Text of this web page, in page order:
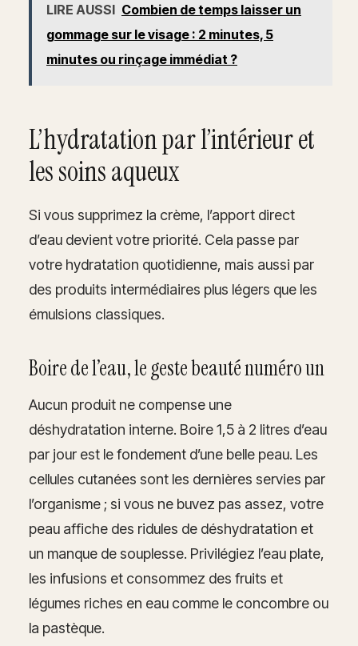
LIRE AUSSI Combien de temps laisser un
gommage sur le visage : 2 minutes, 5
minutes ou rinçage immédiat ?
L’hydratation par l’intérieur et
les soins aqueux
Si vous supprimez la crème, l’apport direct
d’eau devient votre priorité. Cela passe par
votre hydratation quotidienne, mais aussi par
des produits intermédiaires plus légers que les
émulsions classiques.
Boire de l’eau, le geste beauté numéro un
Aucun produit ne compense une
déshydratation interne. Boire 1,5 à 2 litres d’eau
par jour est le fondement d’une belle peau. Les
cellules cutanées sont les dernières servies par
l’organisme ; si vous ne buvez pas assez, votre
peau affiche des ridules de déshydratation et
un manque de souplesse. Privilégiez l’eau plate,
les infusions et consommez des fruits et
légumes riches en eau comme le concombre ou
la pastèque.